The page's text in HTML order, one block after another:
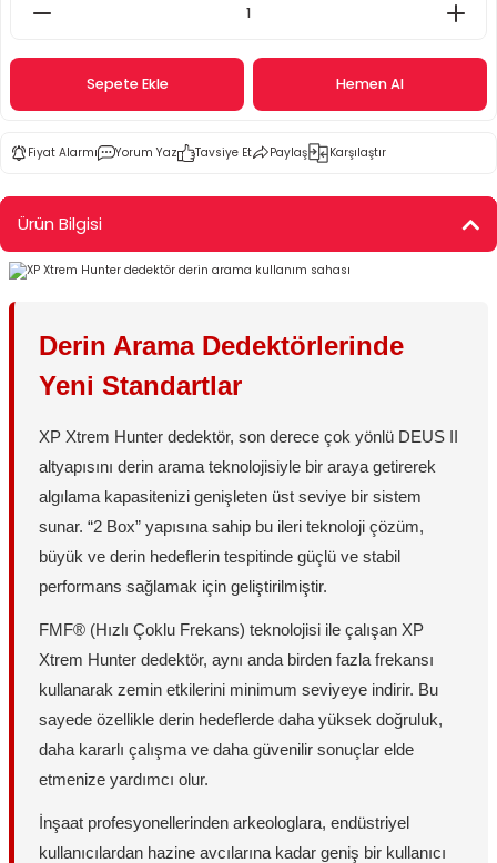
Sepete Ekle Hemen Al
Fiyat Alarmı Yorum Yaz Tavsiye Et Paylaş Karşılaştır
Ürün Bilgisi
Derin Arama Dedektörlerinde
Yeni Standartlar
XP Xtrem Hunter dedektör, son derece çok yönlü DEUS II
altyapısını derin arama teknolojisiyle bir araya getirerek
algılama kapasitenizi genişleten üst seviye bir sistem
sunar. “2 Box” yapısına sahip bu ileri teknoloji çözüm,
büyük ve derin hedeflerin tespitinde güçlü ve stabil
performans sağlamak için geliştirilmiştir.
FMF® (Hızlı Çoklu Frekans) teknolojisi ile çalışan XP
Xtrem Hunter dedektör, aynı anda birden fazla frekansı
kullanarak zemin etkilerini minimum seviyeye indirir. Bu
sayede özellikle derin hedeflerde daha yüksek doğruluk,
daha kararlı çalışma ve daha güvenilir sonuçlar elde
etmenize yardımcı olur.
İnşaat profesyonellerinden arkeologlara, endüstriyel
kullanıcılardan hazine avcılarına kadar geniş bir kullanıcı